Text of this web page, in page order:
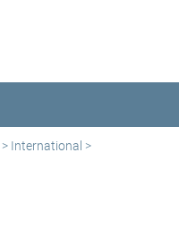
> International >